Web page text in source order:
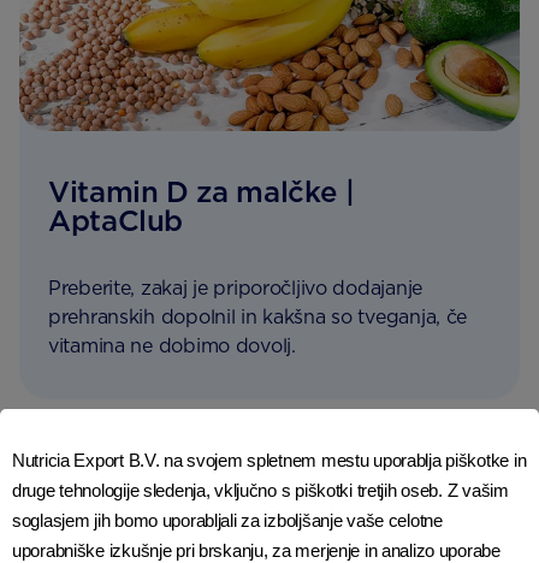
Vitamin D za malčke |
AptaClub
Preberite, zakaj je priporočljivo dodajanje
prehranskih dopolnil in kakšna so tveganja, če
vitamina ne dobimo dovolj.
Nutricia Export B.V. na svojem spletnem mestu uporablja piškotke in
druge tehnologije sledenja, vključno s piškotki tretjih oseb. Z vašim
soglasjem jih bomo uporabljali za izboljšanje vaše celotne
uporabniške izkušnje pri brskanju, za merjenje in analizo uporabe